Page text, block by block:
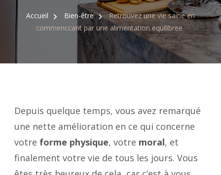
Accueil Bien-être
Retrouvez une vie saine en
commenccant par une alimentation equilibree
Depuis quelque temps, vous avez remarqué
une nette amélioration en ce qui concerne
votre forme physique, votre moral, et
finalement votre vie de tous les jours. Vous